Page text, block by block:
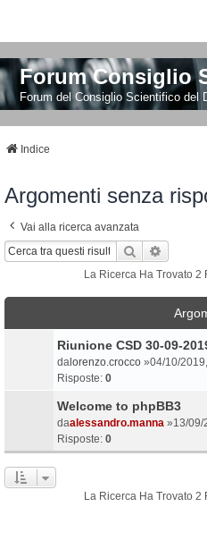
Forum Consiglio
Forum del Consiglio Scientifico del
Indice
Argomenti senza
Vai alla ricerca avanzata
Cerca
La Ricerca Ha Trovato 2
Riunione CSD 30-09-
da lorenzo.crocco »04/10/
Risposte: 0
Welcome to phpBB3
daalessandro.manna »13/09/
Risposte: 0
La Ricerca Ha Trovato 2